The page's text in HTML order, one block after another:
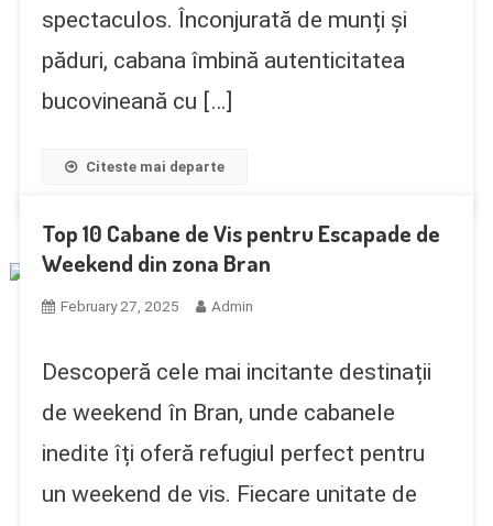
spectaculos. Înconjurată de munți și
păduri, cabana îmbină autenticitatea
bucovineană cu […]
Citeste mai departe
Top 10 Cabane de Vis pentru Escapade de
Weekend din zona Bran
February 27, 2025 Admin
Descoperă cele mai incitante destinații
de weekend în Bran, unde cabanele
inedite îți oferă refugiul perfect pentru
un weekend de vis. Fiecare unitate de